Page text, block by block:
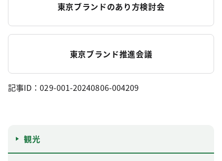
東京ブランドのあり方検討会
東京ブランド推進会議
記事ID：029-001-20240806-004209
観光